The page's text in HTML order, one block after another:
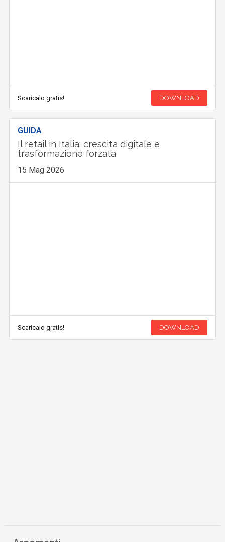
Scaricalo gratis! DOWNLOAD
GUIDA
Il retail in Italia: crescita digitale e
trasformazione forzata
15 Mag 2026
Scaricalo gratis! DOWNLOAD